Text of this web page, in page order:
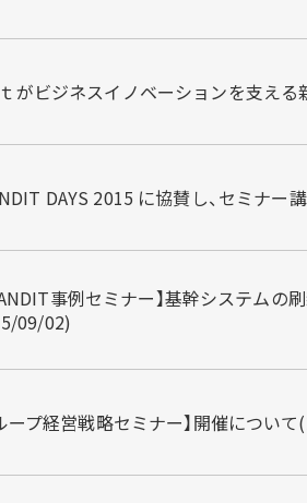
がビジネスイノベーションを支え
DAYS 2015 に協賛し、セミナー
事例セミナー】基幹システム
09/02)
ループ経営戦略セミナー】開催につい